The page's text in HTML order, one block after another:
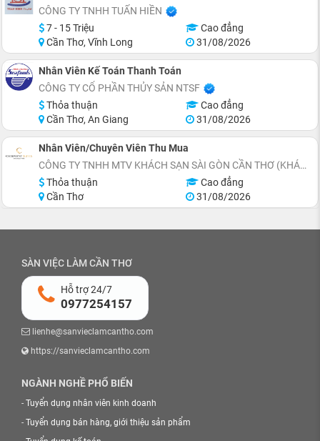
CÔNG TY TNHH TUẤN HIỀN
7 - 15 Triệu
Cao đẳng
Cần Thơ, Vĩnh Long
31/08/2026
Nhân Viên Kế Toán Thanh Toán
CÔNG TY CỔ PHẦN THỦY SẢN NTSF
Thỏa thuận
Cao đẳng
Cần Thơ, An Giang
31/08/2026
Nhân Viên/Chuyên Viên Thu Mua
CÔNG TY TNHH MTV KHÁCH SẠN SÀI GÒN CẦN THƠ (KHÁCH SẠN CHARMANT SUITES)
Thỏa thuận
Cao đẳng
Cần Thơ
31/08/2026
SÀN VIỆC LÀM CẦN THƠ
Hỗ trợ 24/7
0977254157
lienhe@sanvieclamcantho.com
https://sanvieclamcantho.com
NGÀNH NGHỀ PHỔ BIẾN
- Tuyển dụng nhân viên kinh doanh
- Tuyển dụng bán hàng, giới thiệu sản phẩm